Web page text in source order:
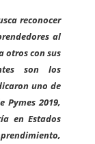
reconocer
al
otros con sus
son los
uno de
Pymes 2019,
en Estados